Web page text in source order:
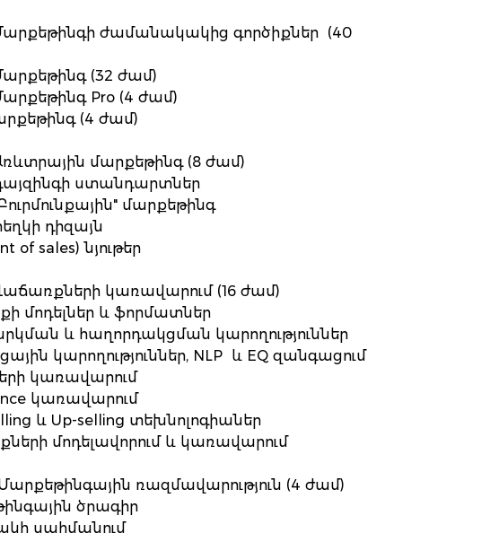
ժամանակակից գործիքներ (40
(32 ժամ)
Pro (4 ժամ)
(4 ժամ)
մարքեթինգ (8 ժամ)
ստանդարտներ
մարքեթինգ
դիզայն
of sales) նյութեր
կառավարում (16 ժամ)
մոդելներ և ֆորմատներ
և հաղորդակցման կարողություններ
կարողություններ, NLP և EQ զանգացում
կառավարում
կառավարում
և Up-selling տեխնոլոգիաներ
մոդելավորում և կառավարում
Մարքեթինգային ռազմավարություն (4 ժամ)
ծրագիր
սահմանում